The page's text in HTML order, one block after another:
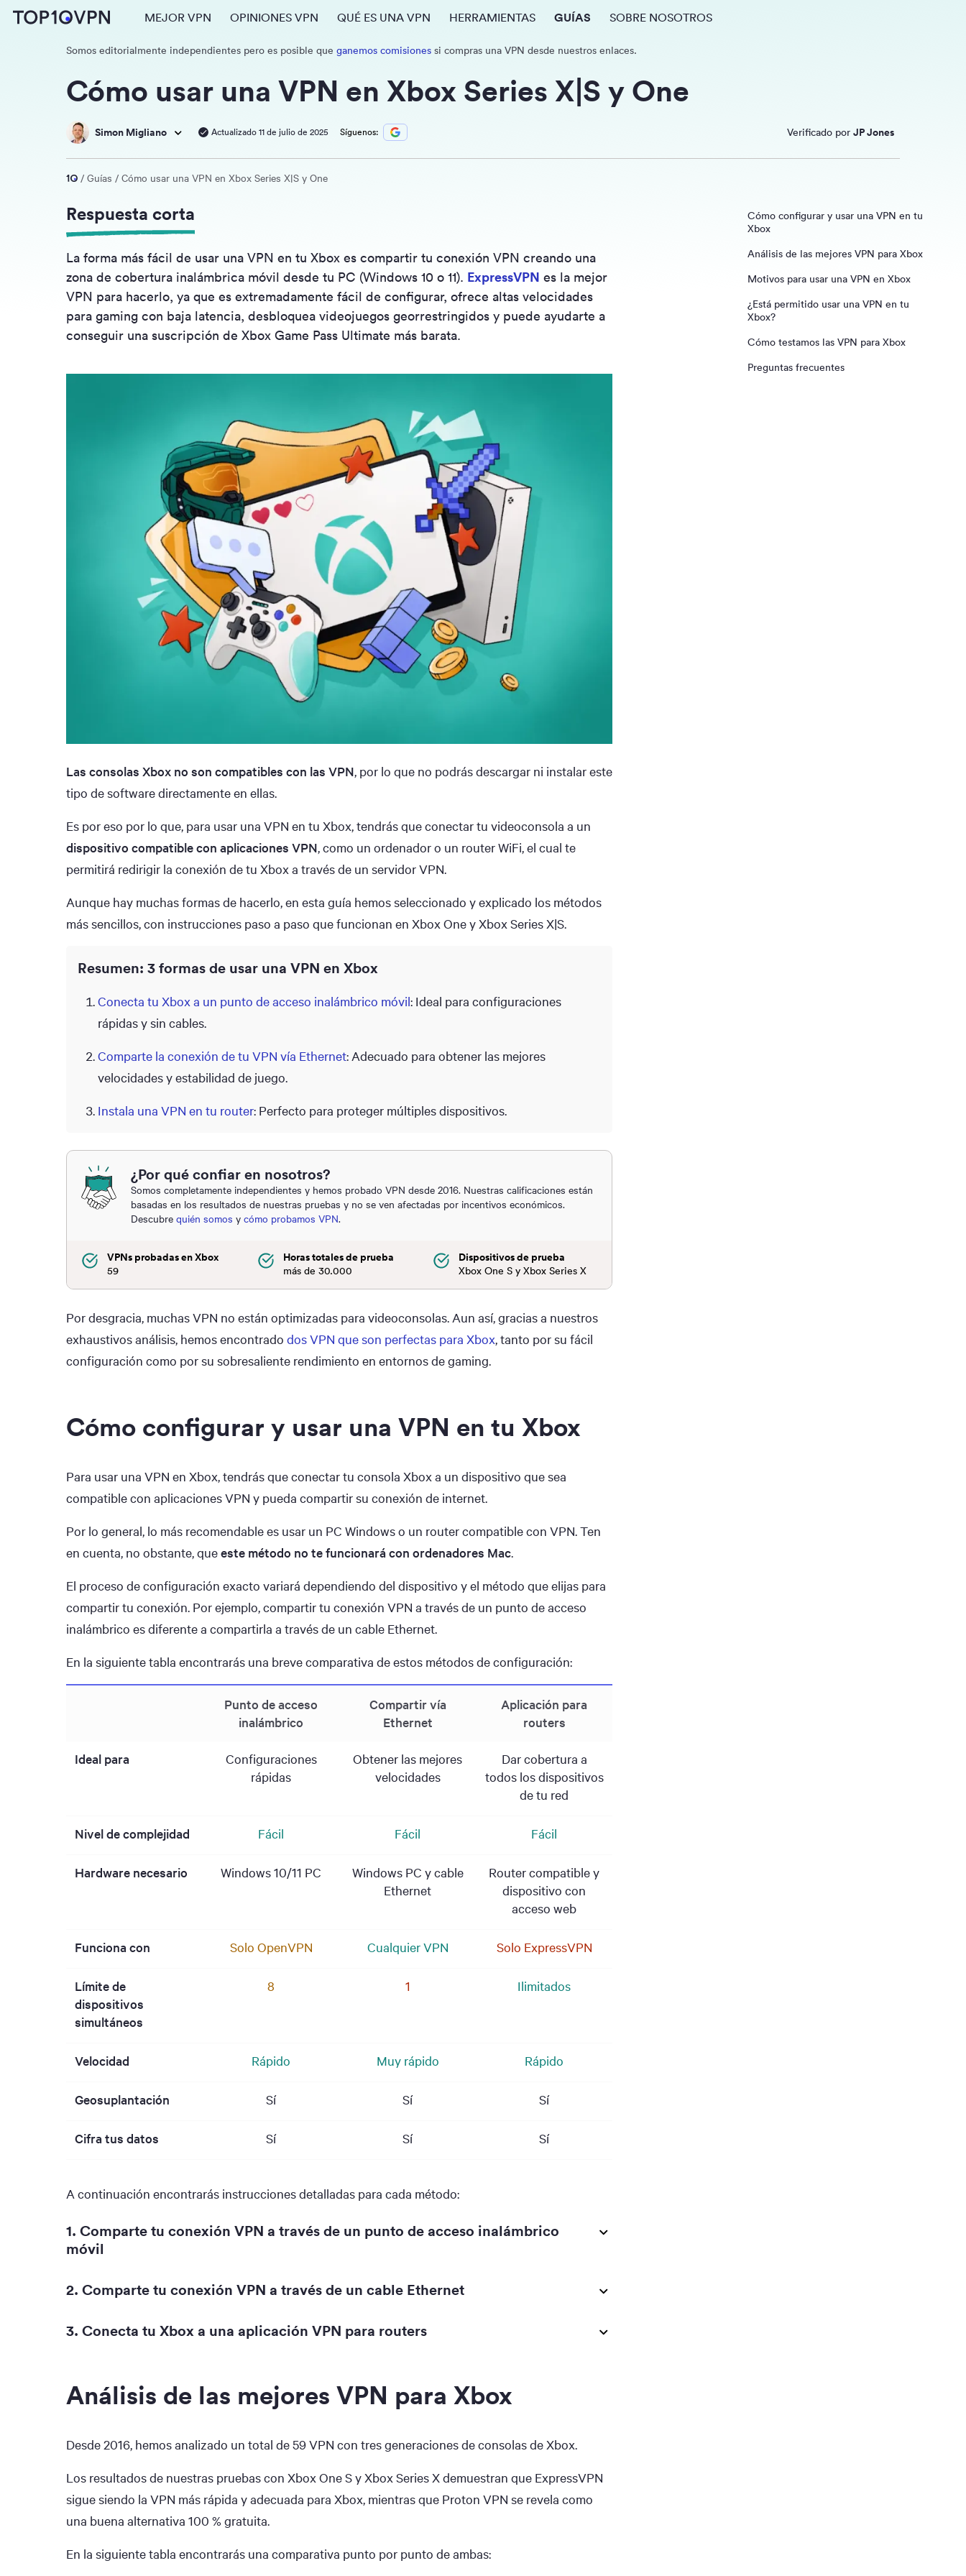
MEJOR VPN OPINIONES VPN QUÉ ES UNA VPN HERRAMIENTAS GUÍAS SOBRE NOSOTROS
Somos editorialmente independientes pero es posible que ganemos comisiones si compras una VPN desde nuestros enlaces.
Cómo usar una VPN en Xbox Series X|S y One
Actualizado 11 de julio de 2025 Síguenos:
Simon Migliano Verificado por JP Jones
Guías Cómo usar una VPN en Xbox Series X|S y One
Respuesta corta
La forma más fácil de usar una VPN en tu Xbox es compartir tu conexión VPN creando una
zona de cobertura inalámbrica móvil desde tu PC (Windows 10 o 11). ExpressVPN es la mejor
VPN para hacerlo, ya que es extremadamente fácil de configurar, ofrece altas velocidades
para gaming con baja latencia, desbloquea videojuegos georrestringidos y puede ayudarte a
conseguir una suscripción de Xbox Game Pass Ultimate más barata.
Cómo configurar y usar una VPN en tu
Xbox
1. Comparte tu VPN a través de un
cable Ethernet
routers
Análisis de las mejores VPN para Xbox
Tabla comparativa de VPN
ExpressVPN
Motivos para usar una VPN en Xbox
¿Está permitido usar una VPN en tu
Xbox?
Cómo testamos las VPN para Xbox
Preguntas frecuentes
Las consolas Xbox no son compatibles con las VPN, por lo que no podrás descargar ni instalar este
tipo de software directamente en ellas.
Es por eso por lo que, para usar una VPN en tu Xbox, tendrás que conectar tu videoconsola a un
dispositivo compatible con aplicaciones VPN, como un ordenador o un router WiFi, el cual te
permitirá redirigir la conexión de tu Xbox a través de un servidor VPN.
Aunque hay muchas formas de hacerlo, en esta guía hemos seleccionado y explicado los métodos
más sencillos, con instrucciones paso a paso que funcionan en Xbox One y Xbox Series X|S.
Resumen: 3 formas de usar una VPN en Xbox
Conecta tu Xbox a un punto de acceso inalámbrico móvil: Ideal para configuraciones
rápidas y sin cables.
Comparte la conexión de tu VPN vía Ethernet: Adecuado para obtener las mejores
velocidades y estabilidad de juego.
Instala una VPN en tu router: Perfecto para proteger múltiples dispositivos.
¿Por qué confiar en nosotros?
Somos completamente independientes y hemos probado VPN desde 2016. Nuestras calificaciones están
basadas en los resultados de nuestras pruebas y no se ven afectadas por incentivos económicos.
Descubre quién somos y cómo probamos VPN.
VPNs probadas en Xbox
59
Horas totales de prueba
más de 30.000
Dispositivos de prueba
Xbox One S y Xbox Series X
Por desgracia, muchas VPN no están optimizadas para videoconsolas. Aun así, gracias a nuestros
exhaustivos análisis, hemos encontrado dos VPN que son perfectas para Xbox, tanto por su fácil
configuración como por su sobresaliente rendimiento en entornos de gaming.
Cómo configurar y usar una VPN en tu Xbox
Para usar una VPN en Xbox, tendrás que conectar tu consola Xbox a un dispositivo que sea
compatible con aplicaciones VPN y pueda compartir su conexión de internet.
Por lo general, lo más recomendable es usar un PC Windows o un router compatible con VPN. Ten
en cuenta, no obstante, queeste método no te funcionará con ordenadores Mac.
El proceso de configuración exacto variará dependiendo del dispositivo y el método que elijas para
compartir tu conexión. Por ejemplo, compartir tu conexión VPN a través de un punto de acceso
inalámbrico es diferente a compartirla a través de un cable Ethernet.
En la siguiente tabla encontrarás una breve comparativa de estos métodos de configuración:
Punto de acceso
inalámbrico
Compartir vía
Ethernet
Aplicación para
routers
Ideal para
Configuraciones
rápidas
Obtener las mejores
velocidades
Dar cobertura a
todos los dispositivos
de tu red
Nivel de complejidad Fácil Fácil Fácil
Hardware necesario Windows 10/11 PC
Windows PC y cable
Ethernet
Router compatible y
dispositivo con
acceso web
Funciona con Solo OpenVPN Cualquier VPN Solo ExpressVPN
Límite de
dispositivos
simultáneos
8 1 Ilimitados
Velocidad Rápido Muy rápido Rápido
Geosuplantación Sí Sí Sí
Cifra tus datos Sí Sí Sí
A continuación encontrarás instrucciones detalladas para cada método:
1. Comparte tu conexión VPN a través de un punto de acceso inalámbrico
móvil
2. Comparte tu conexión VPN a través de un cable Ethernet
3. Conecta tu Xbox a una aplicación VPN para routers
Análisis de las mejores VPN para Xbox
Desde 2016, hemos analizado un total de 59 VPN con tres generaciones de consolas de Xbox.
Los resultados de nuestras pruebas con Xbox One S y Xbox Series X demuestran que ExpressVPN
sigue siendo la VPN más rápida y adecuada para Xbox, mientras que Proton VPN se revela como
una buena alternativa 100 % gratuita.
En la siguiente tabla encontrarás una comparativa punto por punto de ambas: